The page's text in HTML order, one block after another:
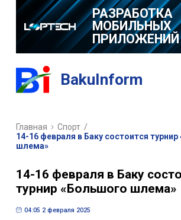
РАЗРАБОТКА
МОБИЛЬНЫХ
ПРИЛОЖЕНИЙ
BakuInform
Главная Спорт /
14-16 февраля в Баку состоится
шлема»
14-16 февраля в Баку
турнир «Большого шлема»
04:05 2 февраля 2025